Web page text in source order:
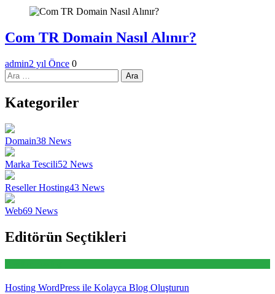
Com TR Domain Nasıl Alınır?
admin2 yıl Önce 0
Arama:
Kategoriler
Domain38 News
Marka Tescili52 News
Reseller Hosting43 News
Web69 News
Editörün Seçtikleri
Hosting WordPress ile Kolayca Blog Oluşturun